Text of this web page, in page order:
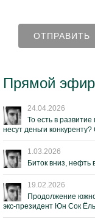
Прямой эфир
24.04.2026
То есть в развитие
несут деньги
1.03.2026
Биток вниз, нефть
19.02.2026
Продолжение
экс-президент Юн Сок